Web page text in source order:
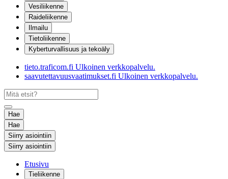
Vesiliikenne
Raideliikenne
Ilmailu
Tietoliikenne
Kyberturvallisuus ja tekoäly
tieto.traficom.fi Ulkoinen verkkopalvelu.
saavutettavuusvaatimukset.fi Ulkoinen verkkopalvelu.
Hae
Hae
Siirry asiointiin
Siirry asiointiin
Etusivu
Tieliikenne